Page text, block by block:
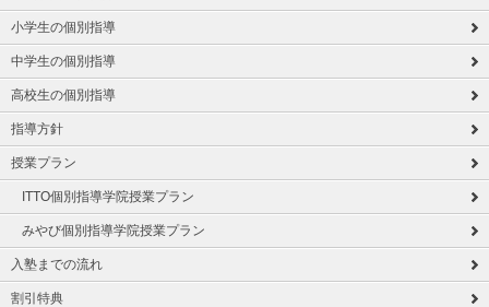
小学生の個別指導
中学生の個別指導
高校生の個別指導
指導方針
授業プラン
ITTO個別指導学院授業プラン
みやび個別指導学院授業プラン
入塾までの流れ
割引特典